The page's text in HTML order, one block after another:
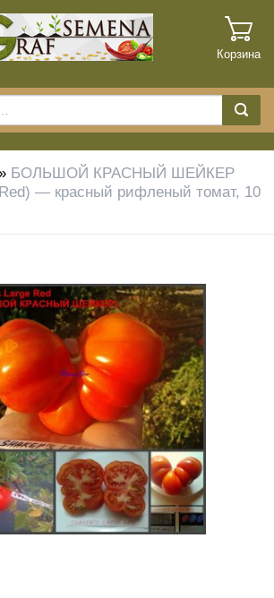
Корзина
БОЛЬШОЙ КРАСНЫЙ ШЕЙКЕР
— красный рифленый томат, 10